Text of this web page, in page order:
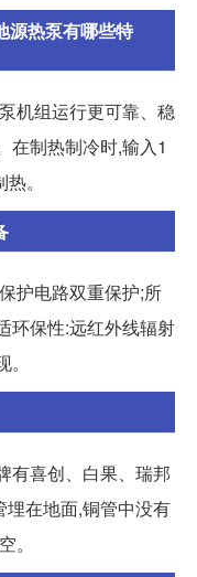
源热泵有哪些特
机组运行更可靠、稳
在制热制冷时,输入1
。
护电路双重保护;所
环保性:远红外线辐射
有喜创、白果、瑞邦
在地面,铜管中没有
。